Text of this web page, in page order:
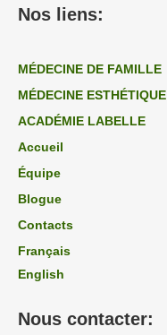
Nos liens:
MÉDECINE DE FAMILLE
MÉDECINE ESTHÉTIQUE
ACADÉMIE LABELLE
Accueil
Équipe
Blogue
Contacts
Français
English
Nous contacter: